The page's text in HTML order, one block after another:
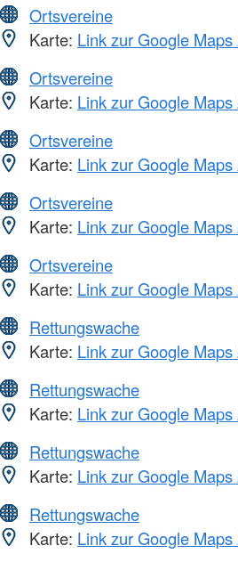
Ortsvereine
Karte: Link zur Google
Ortsvereine
Karte: Link zur Google
Ortsvereine
Karte: Link zur Google
Ortsvereine
Karte: Link zur Google
Ortsvereine
Karte: Link zur Google
Rettungswache
Karte: Link zur Google
Rettungswache
Karte: Link zur Google
Rettungswache
Karte: Link zur Google
Rettungswache
Karte: Link zur Google